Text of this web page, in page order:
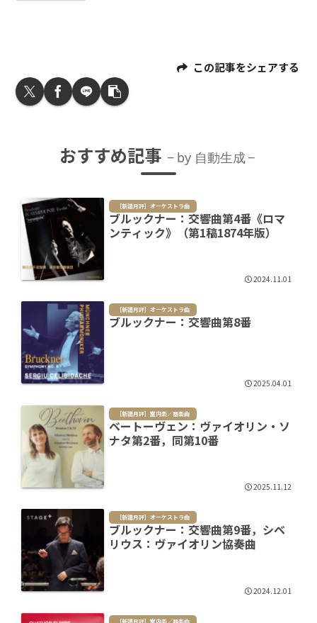
この記事をシェアする
おすすめ記事 by 自動生成
［新譜月評］オーケストラ曲
ブルックナー：交響曲第4番《ロマ
ンティック》（第1稿1874年版）
2024.11.01
［新譜月評］オーケストラ曲
ブルックナー：交響曲第8番
2025.04.01
［新譜月評］室内楽／器楽曲
ベートーヴェン：ヴァイオリン・ソ
ナタ第2番，同第10番
2025.11.12
［新譜月評］オーケストラ曲
ブルックナー：交響曲第9番，シベ
リウス：ヴァイオリン協奏曲
2024.12.01
［新譜月評］室内楽／器楽曲